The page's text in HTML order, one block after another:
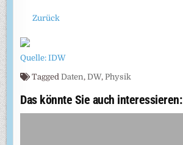
Zurück
Quelle: IDW
Tagged Daten, DW, Physik
Das könnte Sie auch interessieren: